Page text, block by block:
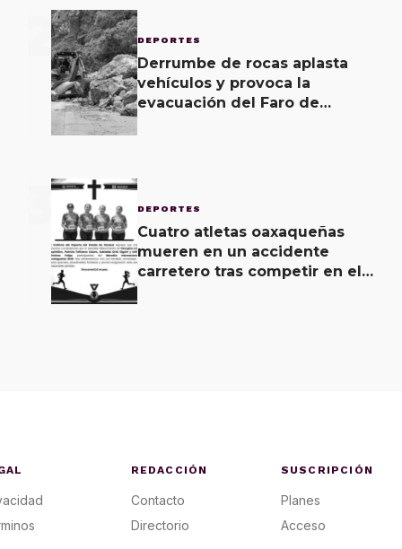
2 DEPORTES
Derrumbe de rocas aplasta
vehículos y provoca la
evacuación del Faro de
3 DEPORTES
Cuatro atletas oaxaqueñas
mueren en un accidente
carretero tras competir en el
REDACCIÓN
Contacto
Directorio
SUSCRIPCIÓN
Planes
Acceso